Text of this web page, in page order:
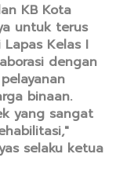
KB Kota
untuk terus
Kelas I
dengan
binaan.
yang sangat
selaku ketua